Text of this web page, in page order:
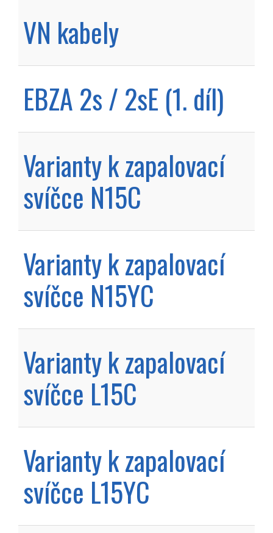
VN kabely
EBZA 2s / 2sE (1. díl)
Varianty k zapalovací
svíčce N15C
Varianty k zapalovací
svíčce N15YC
Varianty k zapalovací
svíčce L15C
Varianty k zapalovací
svíčce L15YC